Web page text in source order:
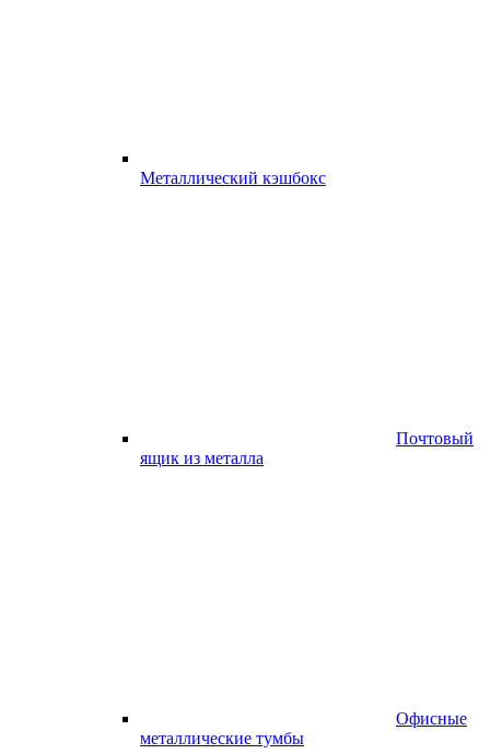
Металлический кэшбокс
Почтовый
ящик из металла
Офисные
металлические тумбы